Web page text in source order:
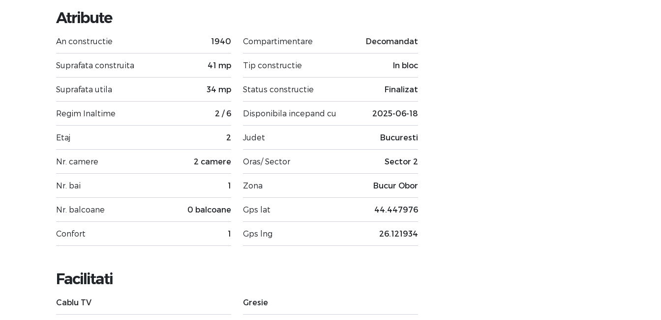
Atribute
An constructie 1940
Suprafata construita 41 mp
Suprafata utila 34 mp
Regim Inaltime 2 / 6
Etaj 2
Nr. camere 2 camere
Nr. bai 1
Nr. balcoane 0 balcoane
Confort 1
Compartimentare Decomandat
Tip constructie In bloc
Status constructie Finalizat
Disponibila incepand cu 2025-06-18
Judet Bucuresti
Oras/ Sector Sector 2
Zona Bucur Obor
Gps lat 44.447976
Gps lng 26.121934
Facilitati
Cablu TV Gresie